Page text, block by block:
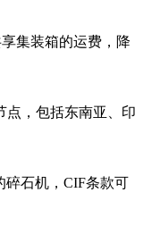
集装箱的运费，降
点，包括东南亚、印
碎石机，CIF条款可